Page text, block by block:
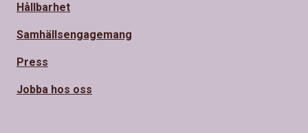
Hållbarhet
Samhällsengagemang
Press
Jobba hos oss